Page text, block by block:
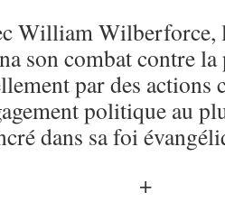
William Wilberforce,
son combat contre la
par des actions
politique au
dans sa foi
+